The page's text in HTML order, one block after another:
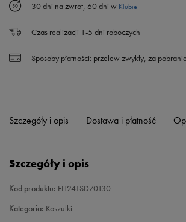
30 dni na zwrot, 60 dni w Klubie
Czas realizacji 1-5 dni roboczych
Sposoby płatności: przelew zwykły, za
Szczegóły i opis Dostawa i płatność
Szczegóły i opis
Kod produktu: FI124TSD70130
Kategoria: Koszulki